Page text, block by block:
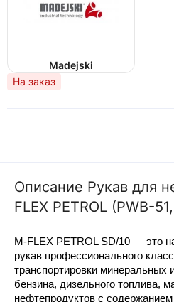
Madejski
На заказ
Описание Рукав для
FLEX PETROL (PWB-
M-FLEX PETROL SD/10 — это
рукав профессионального
транспортировки минеральных
бензина, дизельного топлива,
нефтепродуктов с